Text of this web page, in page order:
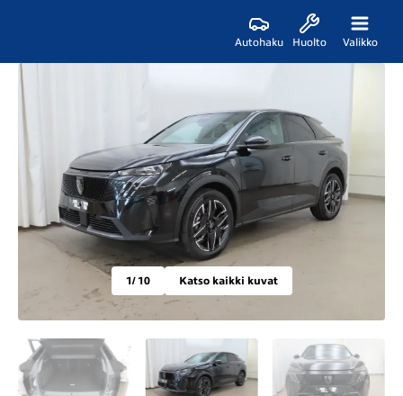
Autohaku Huolto Valikko
1/ 10 Katso kaikki kuvat